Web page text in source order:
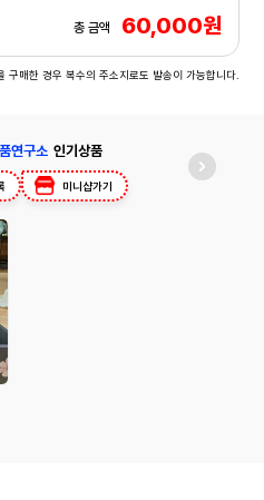
총 금액 60,000원
구매한 경우 복수의 주소지로도 발송이 가능합니다.
연구소 인기상품
미니샵가기